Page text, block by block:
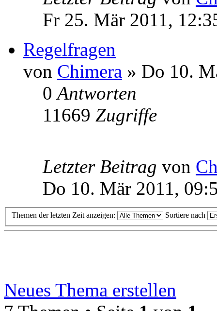
Fr 25. Mär 2011,
Regelfragen
von Chimera » Do 10.
0Antworten
11669 Zugriffe
Letzter Beitrag von
Do 10. Mär 2011,
Themen der letzten Zeit anzeigen: Sortiere nach
Neues Thema erstellen